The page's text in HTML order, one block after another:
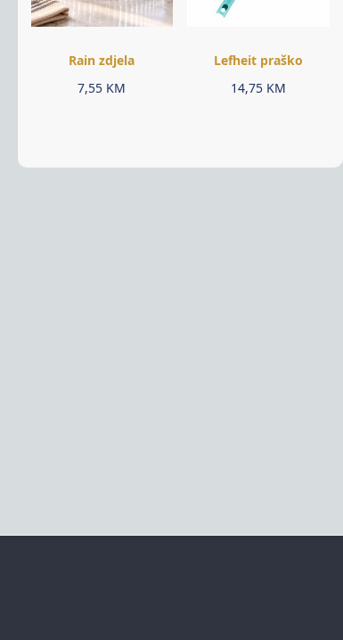
Rain zdjela
7,55 KM
Lefheit praško
14,75 KM